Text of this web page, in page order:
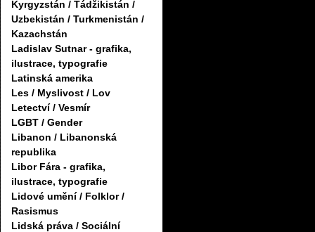
Kyrgyzstán / Tádžikistán /
Uzbekistán / Turkmenistán /
Kazachstán
Ladislav Sutnar - grafika,
ilustrace, typografie
Latinská amerika
Les / Myslivost / Lov
Letectví / Vesmír
LGBT / Gender
Libanon / Libanonská
republika
Libor Fára - grafika,
ilustrace, typografie
Lidové umění / Folklor /
Rasismus
Lidská práva / Sociální